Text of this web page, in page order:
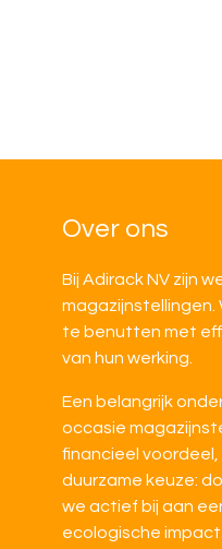
Over ons
Bij Adirack NV zijn
magazijnstellingen.
te benutten met
van hun werking.
Een belangrijk
occasie
financieel
duurzame keuze:
we actief bij aan
ecologische impact.